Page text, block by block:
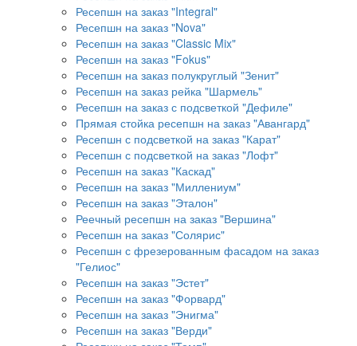
Ресепшн на заказ "Integral"
Ресепшн на заказ "Nova"
Ресепшн на заказ "Classic Mix"
Ресепшн на заказ "Fokus"
Ресепшн на заказ полукруглый "Зенит"
Ресепшн на заказ рейка "Шармель"
Ресепшн на заказ с подсветкой "Дефиле"
Прямая стойка ресепшн на заказ "Авангард"
Ресепшн с подсветкой на заказ "Карат"
Ресепшн с подсветкой на заказ "Лофт"
Ресепшн на заказ "Каскад"
Ресепшн на заказ "Миллениум"
Ресепшн на заказ "Эталон"
Реечный ресепшн на заказ "Вершина"
Ресепшн на заказ "Солярис"
Ресепшн с фрезерованным фасадом на заказ
"Гелиос"
Ресепшн на заказ "Эстет"
Ресепшн на заказ "Форвард"
Ресепшн на заказ "Энигма"
Ресепшн на заказ "Верди"